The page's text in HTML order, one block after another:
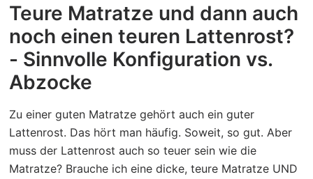
Teure Matratze und dann auch
noch einen teuren Lattenrost?
- Sinnvolle Konfiguration vs.
Abzocke
Zu einer guten Matratze gehört auch ein guter
Lattenrost. Das hört man häufig. Soweit, so gut. Aber
muss der Lattenrost auch so teuer sein wie die
Matratze? Brauche ich eine dicke, teure Matratze UND